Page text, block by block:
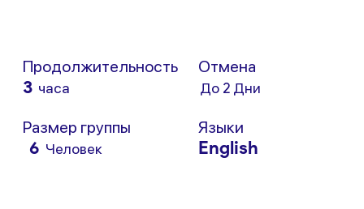
Продолжительность
3 часа
Отмена
До 2 Дни
Размер группы
6 Человек
Языки
English